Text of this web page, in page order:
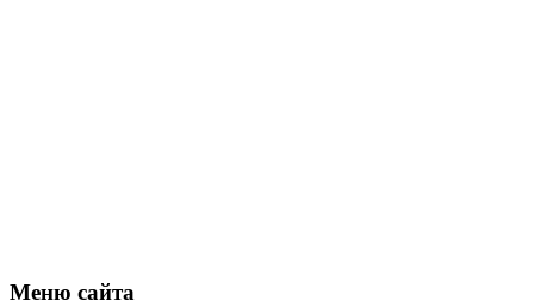
Меню сайта